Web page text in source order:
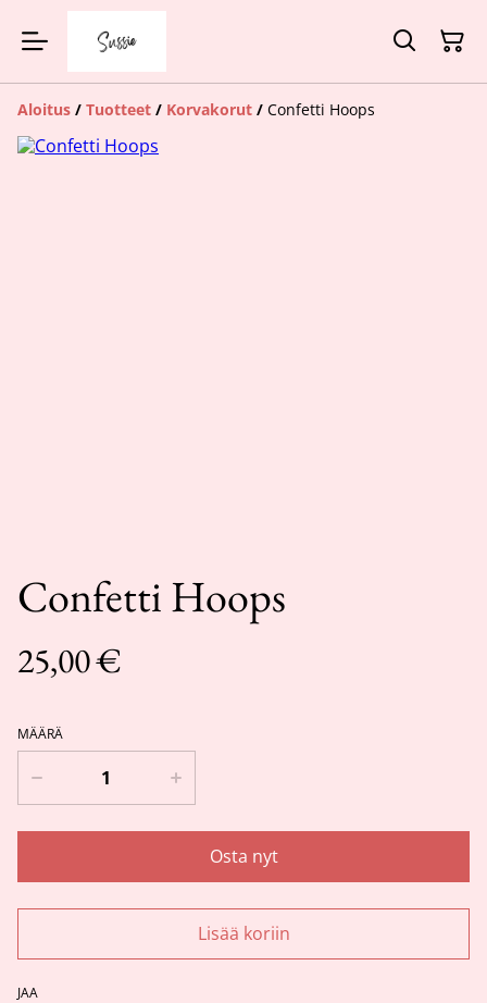
Aloitus / Tuotteet / Korvakorut / Confetti Hoops
Confetti Hoops
25,00 €
MÄÄRÄ
Osta nyt
Lisää koriin
JAA